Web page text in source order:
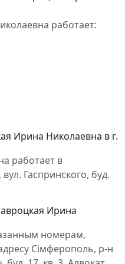
работает:
Ирина Николаевна в г.
работает в
Гаспринского, буд.
Ирина
номерам,
Сімферополь, р-н